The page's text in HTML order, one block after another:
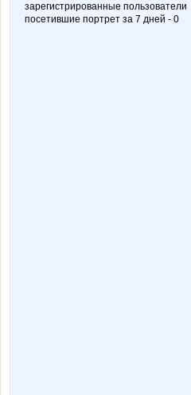
зарегистрированные пользователи
посетившие портрет за 7 дней - 0